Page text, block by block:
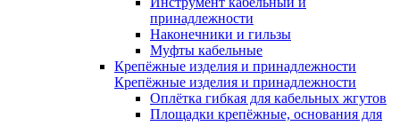
принадлежности
Наконечники и гильзы
Муфты кабельные
Крепёжные изделия и принадлежности
Крепёжные изделия и принадлежности
Оплётка гибкая для кабельных жгутов
Площадки крепёжные, основания для